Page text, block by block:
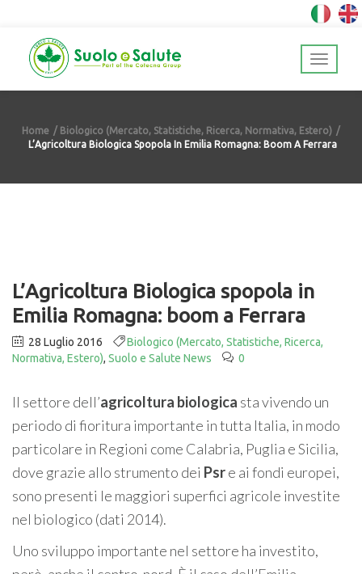
Home
Biologico (Mercato, Statistiche, Ricerca, Normativa, Estero)
L’Agricoltura Biologica Spopola In Emilia Romagna: Boom A Ferrara
L’Agricoltura Biologica spopola in
Emilia Romagna: boom a Ferrara
28 Luglio 2016
Biologico (Mercato, Statistiche, Ricerca,
Normativa, Estero), Suolo e Salute News 0
Il settore dell’agricoltura biologica sta vivendo un
periodo di fioritura importante in tutta Italia, in modo
particolare in Regioni come Calabria, Puglia e Sicilia,
dove grazie allo strumento dei Psre ai fondi europei,
sono presenti le maggiori superfici agricole investite
nel biologico (dati 2014).
Uno sviluppo importante nel settore ha investito,